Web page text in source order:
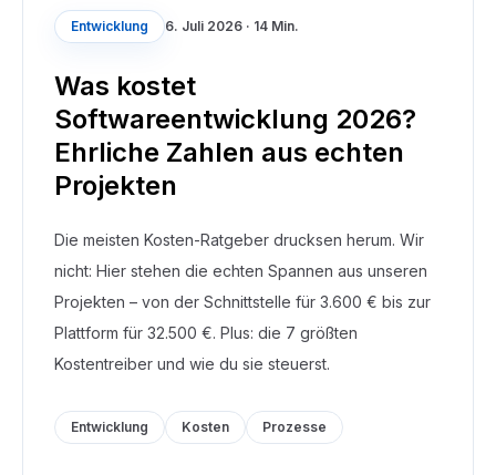
Entwicklung 6. Juli 2026 · 14 Min.
Was kostet
Softwareentwicklung 2026?
Ehrliche Zahlen aus echten
Projekten
Die meisten Kosten-Ratgeber drucksen herum. Wir
nicht: Hier stehen die echten Spannen aus unseren
Projekten – von der Schnittstelle für 3.600 € bis zur
Plattform für 32.500 €. Plus: die 7 größten
Kostentreiber und wie du sie steuerst.
Entwicklung Kosten Prozesse